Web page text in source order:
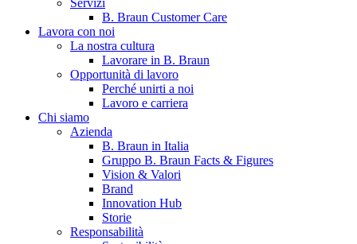
B. Braun in Italia
Scopri chi siamo ed entra nel mondo di B. Braun in Italia: 4
sedi, 4 aziende, più di 700 dipendenti e un Centro di
Eccellenza a livello globale.
Servizi
B. Braun Customer Care
Lavora con noi
La nostra cultura
Lavorare in B. Braun
Opportunità di lavoro
Perché unirti a noi
Lavoro e carriera
Chi siamo
Azienda
B. Braun in Italia
Gruppo B. Braun Facts & Figures
Vision & Valori
Brand
Innovation Hub
Storie
Responsabilità